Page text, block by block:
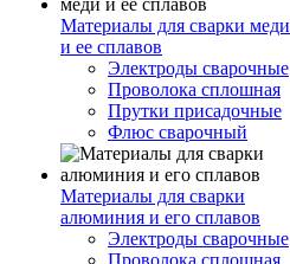
Материалы для сварки меди
и ее сплавов
Электроды сварочные
Проволока сплошная
Прутки присадочные
Флюс сварочный
Материалы для сварки
алюминия и его сплавов
Электроды сварочные
Проволока сплошная